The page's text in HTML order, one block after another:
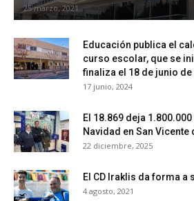
25 marzo, 2021
Educación publica el
curso escolar, que se
finaliza el 18 de junio de
17 junio, 2024
El 18.869 deja
Navidad en San Vicente
22 diciembre, 2025
El CD Iraklis da forma a
4 agosto, 2021